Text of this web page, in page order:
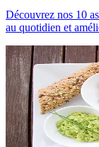
Découvrez nos 10
au quotidien et